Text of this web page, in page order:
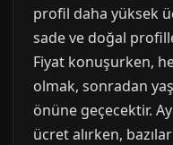
profil daha yüksek
sade ve doğal
Fiyat konuşurken,
olmak, sonradan
önüne geçecektir.
ücret alırken,